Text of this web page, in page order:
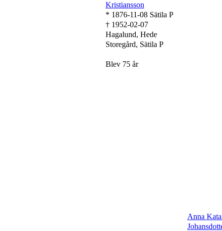
Kristiansson
* 1876-11-08 Sätila P
† 1952-02-07
Hagalund, Hede
Storegård, Sätila P
Blev 75 år
Anna